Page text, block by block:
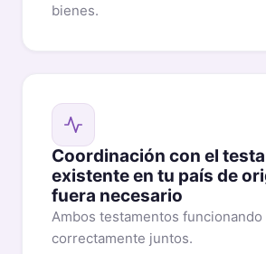
bienes.
Coordinación con el
existente en tu país de
fuera necesario
Ambos testamentos funcionando
correctamente juntos.